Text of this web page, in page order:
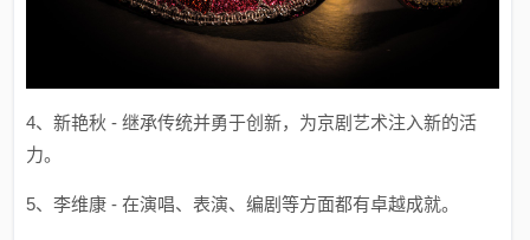
4、新艳秋 - 继承传统并勇于创新，为京剧艺术注入新的活
力。
5、李维康 - 在演唱、表演、编剧等方面都有卓越成就。